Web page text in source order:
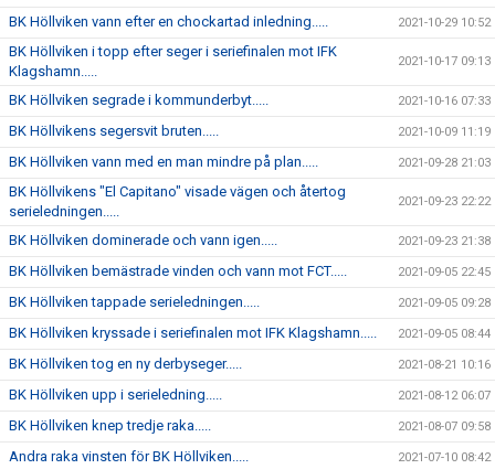
BK Höllviken vann efter en chockartad inledning..... 2021-10-29 10:52
BK Höllviken i topp efter seger i seriefinalen mot IFK
Klagshamn.....
2021-10-17 09:13
BK Höllviken segrade i kommunderbyt..... 2021-10-16 07:33
BK Höllvikens segersvit bruten..... 2021-10-09 11:19
BK Höllviken vann med en man mindre på plan..... 2021-09-28 21:03
BK Höllvikens "El Capitano" visade vägen och återtog
serieledningen.....
2021-09-23 22:22
BK Höllviken dominerade och vann igen..... 2021-09-23 21:38
BK Höllviken bemästrade vinden och vann mot FCT..... 2021-09-05 22:45
BK Höllviken tappade serieledningen..... 2021-09-05 09:28
BK Höllviken kryssade i seriefinalen mot IFK Klagshamn..... 2021-09-05 08:44
BK Höllviken tog en ny derbyseger..... 2021-08-21 10:16
BK Höllviken upp i serieledning..... 2021-08-12 06:07
BK Höllviken knep tredje raka..... 2021-08-07 09:58
Andra raka vinsten för BK Höllviken..... 2021-07-10 08:42